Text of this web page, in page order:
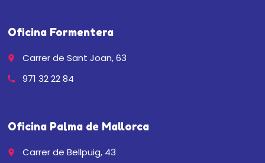
Oficina Formentera
place Carrer de Sant Joan, 63
call 971 32 22 84
Oficina Palma de Mallorca
place Carrer de Bellpuig, 43